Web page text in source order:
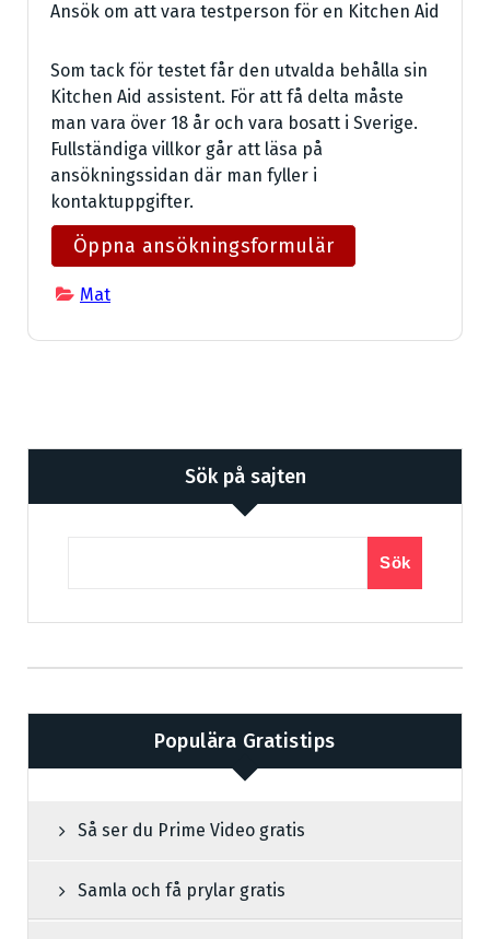
Ansök om att vara testperson för en Kitchen Aid
Som tack för testet får den utvalda behålla sin
Kitchen Aid assistent. För att få delta måste
man vara över 18 år och vara bosatt i Sverige.
Fullständiga villkor går att läsa på
ansökningssidan där man fyller i
kontaktuppgifter.
Öppna ansökningsformulär
Mat
Sök på sajten
Sök
Populära Gratistips
Så ser du Prime Video gratis
Samla och få prylar gratis